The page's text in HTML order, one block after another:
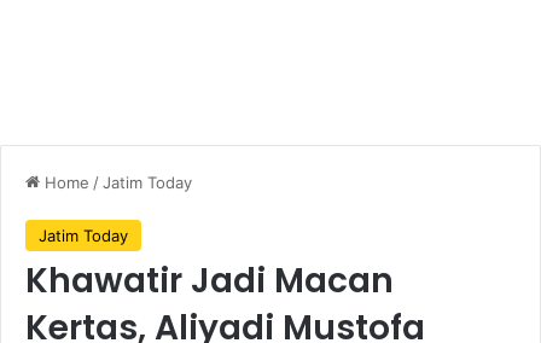
Home /Jatim Today
Jatim Today
Khawatir Jadi Macan
Kertas, Aliyadi Mustofa